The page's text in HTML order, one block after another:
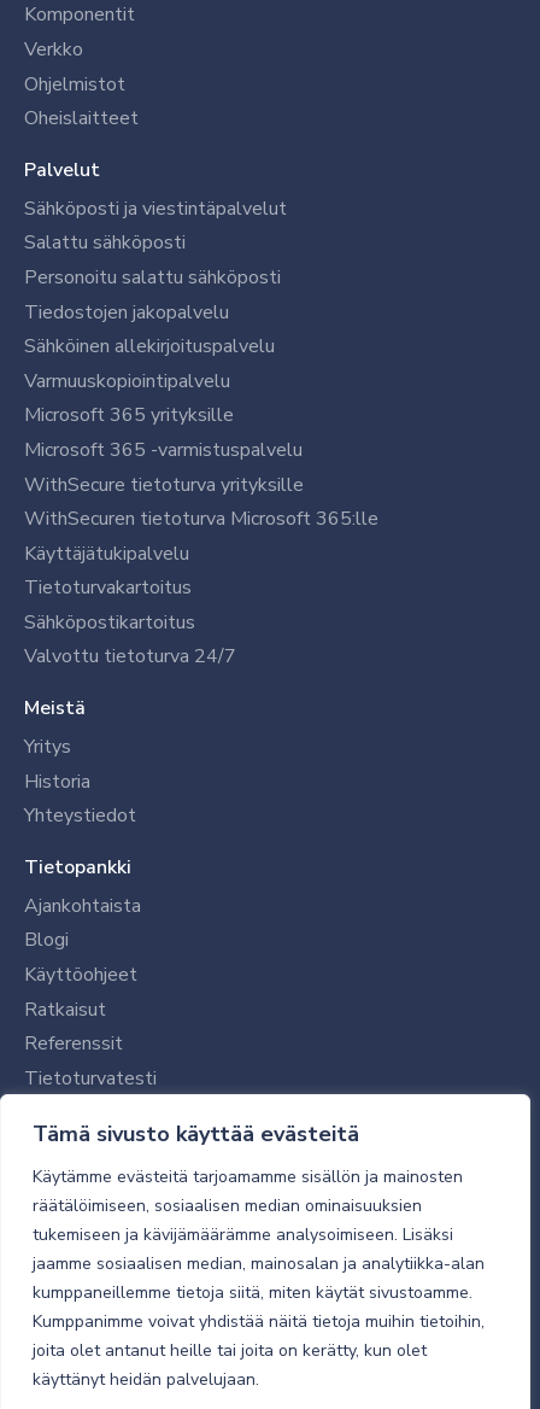
Tämä sivusto käyttää evästeitä
Käytämme evästeitä tarjoamamme sisällön ja mainosten
räätälöimiseen, sosiaalisen median ominaisuuksien
tukemiseen ja kävijämäärämme analysoimiseen. Lisäksi
jaamme sosiaalisen median, mainosalan ja analytiikka-alan
kumppaneillemme tietoja siitä, miten käytät sivustoamme.
Kumppanimme voivat yhdistää näitä tietoja muihin tietoihin,
joita olet antanut heille tai joita on kerätty, kun olet
käyttänyt heidän palvelujaan.
Komponentit
Verkko
Ohjelmistot
Oheislaitteet
Palvelut
Sähköposti ja viestintäpalvelut
Salattu sähköposti
Personoitu salattu sähköposti
Tiedostojen jakopalvelu
Sähköinen allekirjoituspalvelu
Varmuuskopiointipalvelu
Microsoft 365 yrityksille
Microsoft 365 -varmistuspalvelu
WithSecure tietoturva yrityksille
WithSecuren tietoturva Microsoft 365:lle
Käyttäjätukipalvelu
Tietoturvakartoitus
Sähköpostikartoitus
Valvottu tietoturva 24/7
Meistä
Yritys
Historia
Yhteystiedot
Tietopankki
Ajankohtaista
Blogi
Käyttöohjeet
Ratkaisut
Referenssit
Tietoturvatesti
Tilaajalle
Toimitustavat ja -kulut
Verkkokaupan yleiset ehdot
Toimitusehdot
Tietosuojaseloste
Tietoturva